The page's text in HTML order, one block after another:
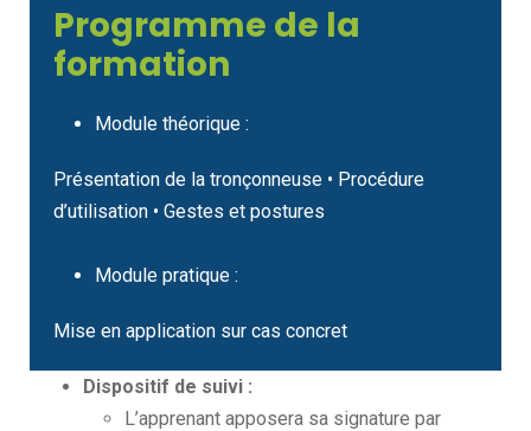
Programme de la
formation
Module théorique :
Présentation de la tronçonneuse • Procédure
d’utilisation • Gestes et postures
Module pratique :
Mise en application sur cas concret
Dispositif de suivi :
L’apprenant apposera sa signature par